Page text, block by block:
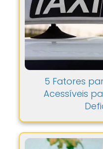
5 Fatores
Acessíveis